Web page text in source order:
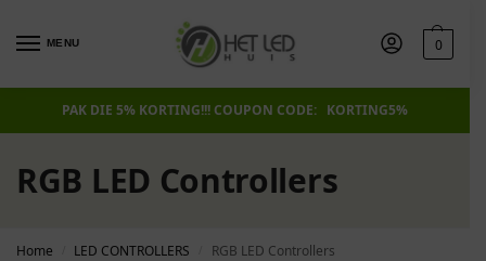
MENU 0
PAK DIE 5% KORTING!!! COUPON CODE: KORTING5%
RGB LED Controllers
Home LED CONTROLLERS RGB LED Controllers